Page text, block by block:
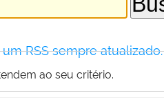
um RSS sempre atualizado.
ao seu critério.